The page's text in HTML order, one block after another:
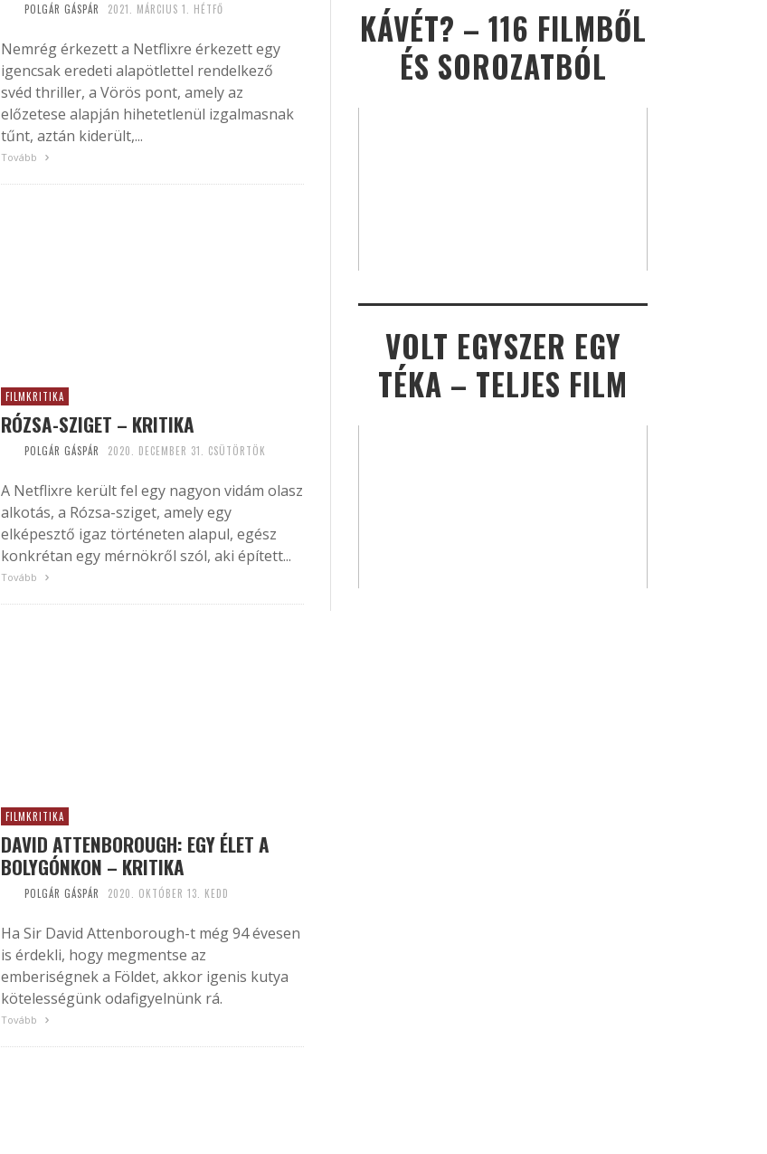
POLGÁR GÁSPÁR 2021. MÁRCIUS 1. HÉTFŐ
Nemrég érkezett a Netflixre érkezett egy
igencsak eredeti alapötlettel rendelkező
svéd thriller, a Vörös pont, amely az
előzetese alapján hihetetlenül izgalmasnak
tűnt, aztán kiderült,...
Tovább
FILMKRITIKA
RÓZSA-SZIGET – KRITIKA
POLGÁR GÁSPÁR 2020. DECEMBER 31. CSÜTÖRTÖK
A Netflixre került fel egy nagyon vidám olasz
alkotás, a Rózsa-sziget, amely egy
elképesztő igaz történeten alapul, egész
konkrétan egy mérnökről szól, aki épített...
Tovább
FILMKRITIKA
DAVID ATTENBOROUGH: EGY ÉLET A
BOLYGÓNKON – KRITIKA
POLGÁR GÁSPÁR 2020. OKTÓBER 13. KEDD
Ha Sir David Attenborough-t még 94 évesen
is érdekli, hogy megmentse az
emberiségnek a Földet, akkor igenis kutya
kötelességünk odafigyelnünk rá.
Tovább
KÁVÉT? – 116 FILMBŐL
ÉS SOROZATBÓL
VOLT EGYSZER EGY
TÉKA – TELJES FILM